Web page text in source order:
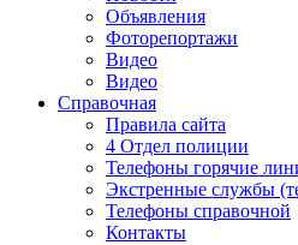
Объявления
Фоторепортажи
Видео
Видео
Справочная
Правила сайта
4 Отдел полиции
Телефоны горячие
Экстренные службы
Телефоны справочной
Контакты